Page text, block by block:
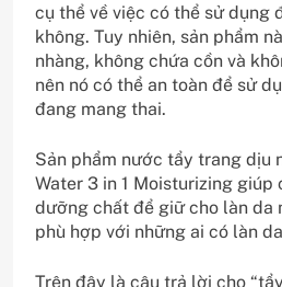
cụ thể về việc có thể sử dụng
không. Tuy nhiên, sản phẩm
nhàng, không chứa cồn và
nên nó có thể an toàn để sử
đang mang thai.
Sản phẩm nước tẩy trang dịu
Water 3 in 1 Moisturizing giúp
dưỡng chất để giữ cho làn da
phù hợp với những ai có làn
Trên đây là câu trả lời cho